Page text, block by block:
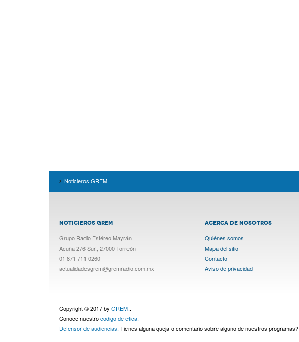
Noticieros GREM
NOTICIEROS GREM
Grupo Radio Estéreo Mayrán
Acuña 276 Sur., 27000 Torreón
01 871 711 0260
actualidadesgrem@gremradio.com.mx
ACERCA DE NOSOTROS
Quiénes somos
Mapa del sitio
Contacto
Aviso de privacidad
Copyright © 2017 by GREM..
Conoce nuestrocodigo de etica.
Defensor de audiencias. Tienes alguna queja o comentario sobre alguno de nuestros programas?